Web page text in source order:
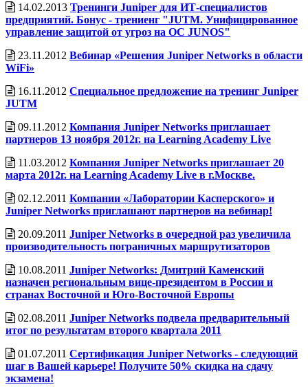
14.02.2013 Тренинги Juniper для ИТ-специалистов
предприятий. Бонус - трениенг "JUTM. Унифицированное
управление защитой от угроз на ОС JUNOS"
23.11.2012 Вебинар «Решения Juniper Networks в области
WiFi»
16.11.2012 Специальное предложение на тренинг Juniper
JUTM
09.11.2012 Компания Juniper Networks приглашает
партнеров 13 ноября 2012г. на Learning Academy Live
11.03.2012 Компания Juniper Networks приглашает 20
марта 2012г. на Learning Academy Live в г.Москве.
02.12.2011 Компании «Лаборатории Касперского» и
Juniper Networks приглашают партнеров на вебинар!
20.09.2011 Juniper Networks в очередной раз увеличила
производительность пограничных маршрутизаторов
10.08.2011 Juniper Networks: Дмитрий Каменский
назначен региональным вице-президентом в России и
странах Восточной и Юго-Восточной Европы
02.08.2011 Juniper Networks подвела предварительный
итог по результатам второго квартала 2011
01.07.2011 Сертификация Juniper Networks - следующий
шаг в Вашей карьере! Получите 50% скидка на сдачу
экзамена!